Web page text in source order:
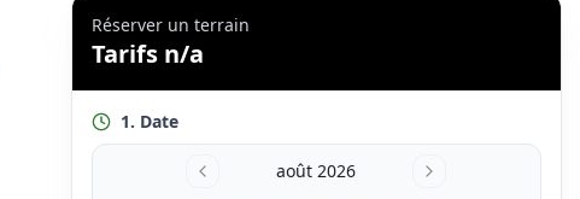
Réserver un terrain
Tarifs n/a
1. Date
août 2026